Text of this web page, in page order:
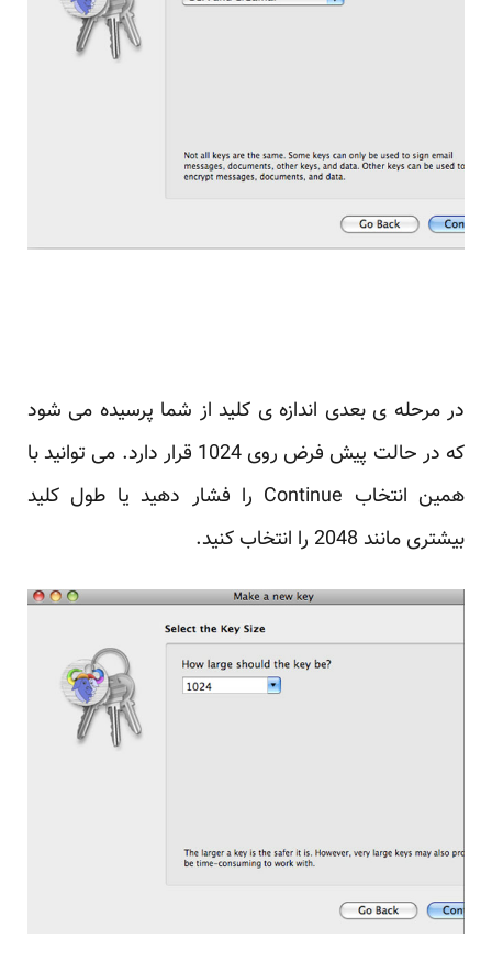
در مرحله ی بعدی اندازه ی کلید از شما پرسیده می شود
که در حالت پیش فرض روی 1024 قرار دارد. می توانید با
همین انتخاب Continue را فشار دهید یا طول کلید
بیشتری مانند 2048 را انتخاب کنید.